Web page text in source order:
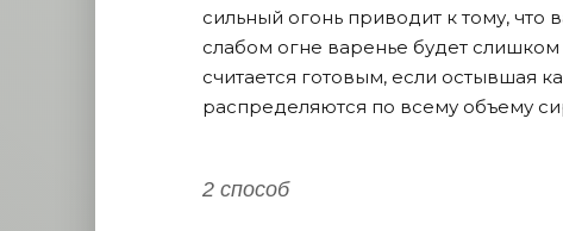
сильный огонь приводит к тому,
слабом огне варенье будет слишком
считается готовым, если остывшая
распределяются по всему объему
2 способ